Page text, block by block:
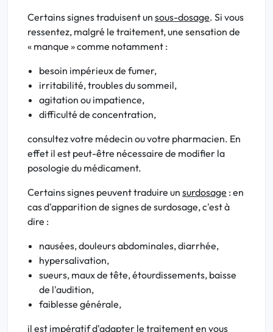
Certains signes traduisent un sous-dosage. Si vous
ressentez, malgré le traitement, une sensation de
« manque » comme notamment :
besoin impérieux de fumer,
irritabilité, troubles du sommeil,
agitation ou impatience,
difficulté de concentration,
consultez votre médecin ou votre pharmacien. En
effet il est peut-être nécessaire de modifier la
posologie du médicament.
Certains signes peuvent traduire un surdosage : en
cas d'apparition de signes de surdosage, c'est à
dire :
nausées, douleurs abdominales, diarrhée,
hypersalivation,
sueurs, maux de tête, étourdissements, baisse
de l'audition,
faiblesse générale,
il est impératif d'adapter le traitement en vous